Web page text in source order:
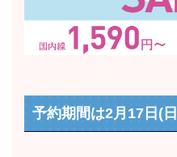
予約期間は2月17日(